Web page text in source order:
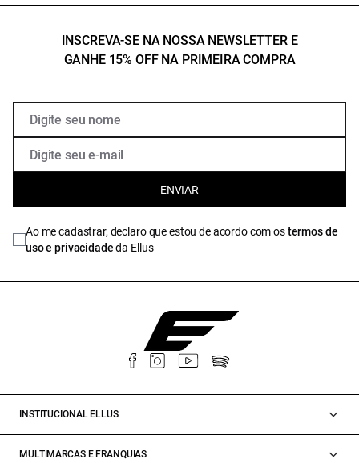
INSCREVA-SE NA NOSSA NEWSLETTER E
GANHE 15% OFF NA PRIMEIRA COMPRA
ENVIAR
Ao me cadastrar, declaro que estou de acordo com ostermos de
uso e privacidadeda Ellus
INSTITUCIONAL ELLUS
MULTIMARCAS E FRANQUIAS